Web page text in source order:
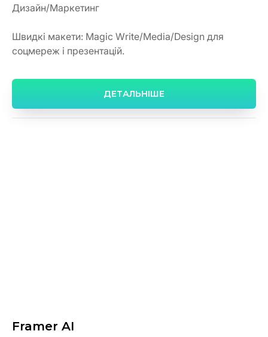
Дизайн/Маркетинг
Швидкі макети: Magic Write/Media/Design для
соцмереж і презентацій.
ДЕТАЛЬНІШЕ
Framer AI